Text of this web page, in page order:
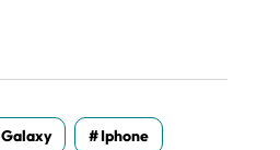
Galaxy Iphone